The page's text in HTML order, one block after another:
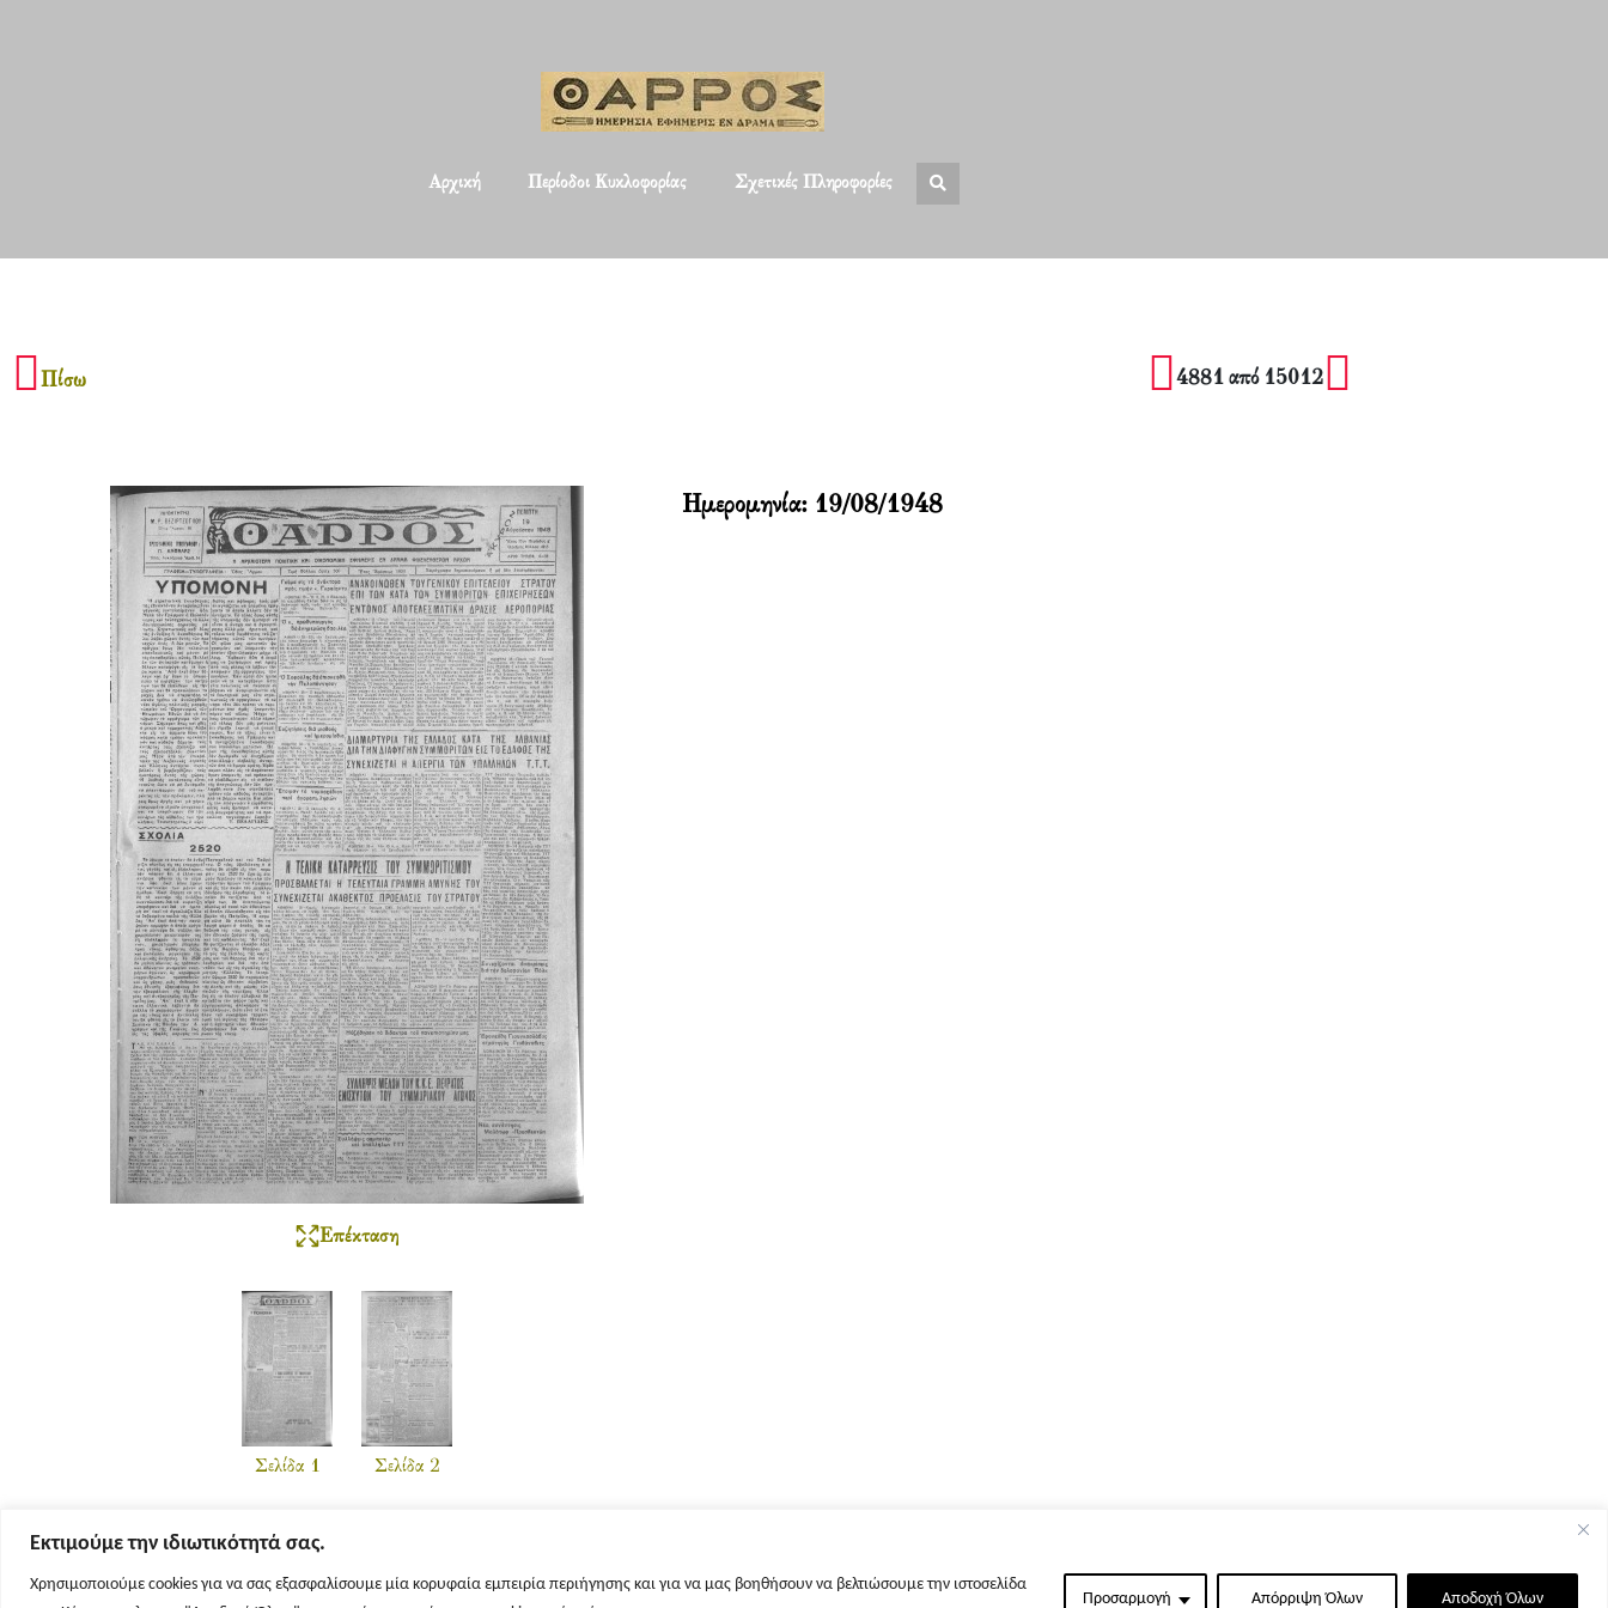
Εκτιμούμε την ιδιωτικότητά σας.
Χρησιμοποιούμε cookies για να σας εξασφαλίσουμε μία κορυφαία εμπειρία περιήγησης και για να μας βοηθήσουν να βελτιώσουμε την ιστοσελίδα
Προσαρμογή Απόρριψη Όλων Αποδοχή Όλων
Αρχική Περίοδοι Κυκλοφορίας Σχετικές Πληροφορίες
Πίσω 4881 από 15012
Επέκταση
Σελίδα 1 Σελίδα 2
Ημερομηνία: 19/08/1948